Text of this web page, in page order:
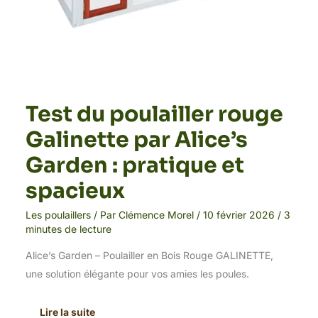
Test du poulailler rouge
Galinette par Alice’s
Garden : pratique et
spacieux
Les poulaillers/ Par Clémence Morel / 10 février 2026 / 3
minutes de lecture
Alice’s Garden – Poulailler en Bois Rouge GALINETTE,
une solution élégante pour vos amies les poules.
Lire la suite